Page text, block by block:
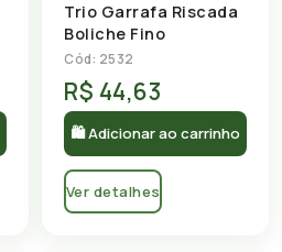
Trio Garrafa Riscada
Boliche Fino
Cód: 2532
R$ 44,63
🛍 Adicionar ao carrinho
Ver detalhes